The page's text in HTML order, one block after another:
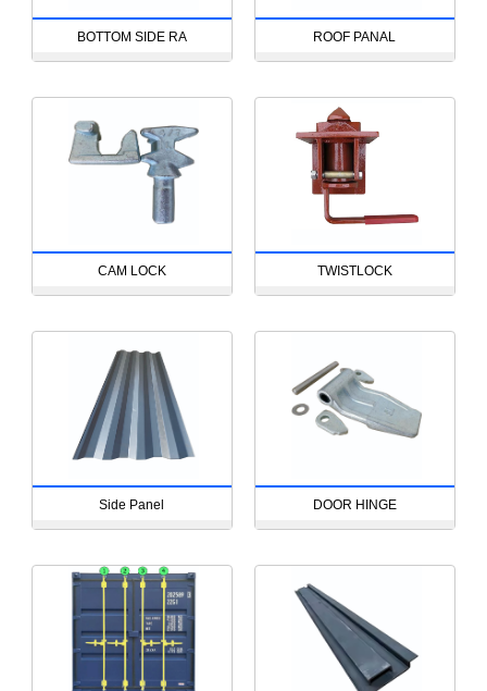
BOTTOM SIDE RA ROOF PANAL
CAM LOCK TWISTLOCK
Side Panel DOOR HINGE